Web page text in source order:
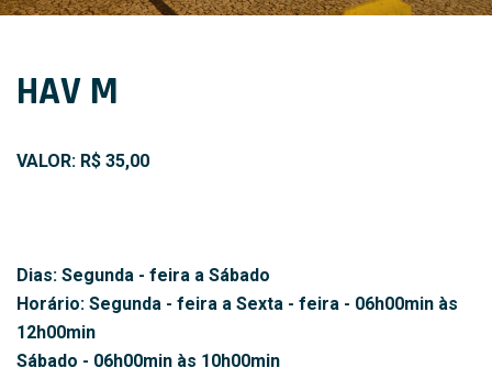
HAV M
VALOR: R$ 35,00
Dias: Segunda - feira a Sábado
Horário: Segunda - feira a Sexta - feira - 06h00min às
12h00min
Sábado - 06h00min às 10h00min